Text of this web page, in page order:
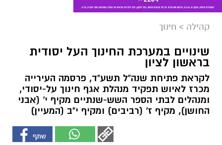
קהילה > חינוך
שינויים במערכת החינוך העל יסודית
בראשון לציון
לקראת פתיחת שנה"ל תשע"ד, פרסמה העירייה
מכרז לאיוש תפקיד מנהלת אגף חינוך על-יסודי,
ומנהלים לבתי הספר השש-שנתיים מקיף י' (אבני
החושן), מקיף ז' (רביבים) ומקיף י"ב (המעיין)